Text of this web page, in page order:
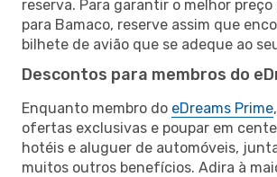
reserva. Para garantir o melhor preço
para Bamaco, reserve assim que
bilhete de avião que se adeque ao
Descontos para membros do
Enquanto membro do eDreams Prime
ofertas exclusivas e poupar em
hotéis e aluguer de automóveis,
muitos outros benefícios. Adira à